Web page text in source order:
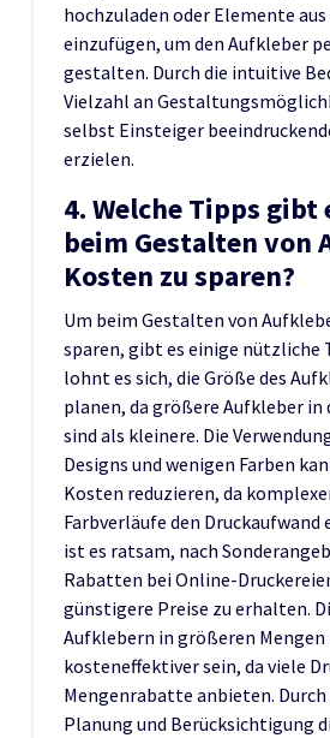
hochzuladen oder Elemente
einzufügen, um den Aufkleber
gestalten. Durch die intuitive
Vielzahl an
selbst Einsteiger
erzielen.
4. Welche Tipps gibt
beim Gestalten von
Kosten zu sparen?
Um beim Gestalten von
sparen, gibt es einige nützliche
lohnt es sich, die Größe des
planen, da größere Aufkleber in
sind als kleinere. Die
Designs und wenigen Farben
Kosten reduzieren, da
Farbverläufe den Druckaufwand
ist es ratsam, nach
Rabatten bei Online-
günstigere Preise zu erhalten.
Aufklebern in größeren
kosteneffektiver sein, da viele
Mengenrabatte anbieten.
Planung und Berücksichtigung